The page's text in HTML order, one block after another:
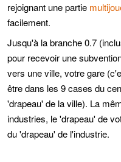
rejoignant une partie
facilement.
Jusqu'à la branche 0.7
pour recevoir une
vers une ville, votre gare
être dans les 9 cases du
'drapeau' de la ville). La
industries, le 'drapeau' de
du 'drapeau' de l'industrie.